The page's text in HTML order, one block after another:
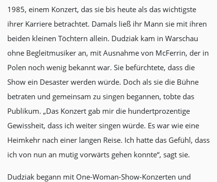
1985, einem Konzert, das sie bis heute als das wichtigste
ihrer Karriere betrachtet. Damals ließ ihr Mann sie mit ihren
beiden kleinen Töchtern allein. Dudziak kam in Warschau
ohne Begleitmusiker an, mit Ausnahme von McFerrin, der in
Polen noch wenig bekannt war. Sie befürchtete, dass die
Show ein Desaster werden würde. Doch als sie die Bühne
betraten und gemeinsam zu singen begannen, tobte das
Publikum. „Das Konzert gab mir die hundertprozentige
Gewissheit, dass ich weiter singen würde. Es war wie eine
Heimkehr nach einer langen Reise. Ich hatte das Gefühl, dass
ich von nun an mutig vorwärts gehen konnte“, sagt sie.
Dudziak begann mit One-Woman-Show-Konzerten und